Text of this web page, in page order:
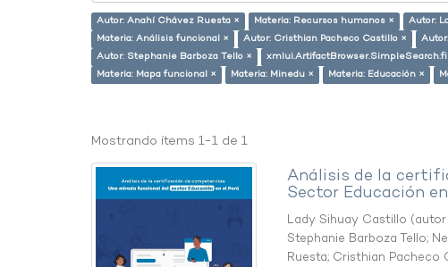
Autor: Anahí Chávez Ruesta × Materia: Recursos humanos × Autor:
Materia: Análisis funcional ×
Autor: Cristhian Pacheco Castillo ×
Autor: Stephanie Barboza Tello ×
Materia: Mapa funcional ×
Materia: Minedu × Materia: Educación ×
Mostrando ítems 1-1 de 1
Análisis de la
Sector Educación
Lady Sihuay Castillo
Stephanie Barboza Tello;
Ruesta; Cristhian Pacheco